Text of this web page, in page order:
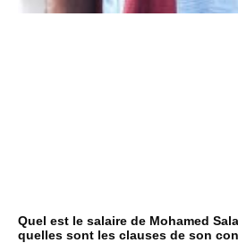
Quel est le salaire de Mohamed
quelles sont les clauses de son